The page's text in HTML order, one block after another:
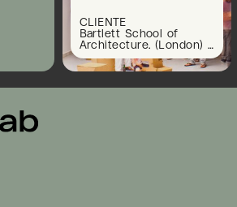
CLIENTE
Bartlett School of
Architecture. (London) .
Centro Puertas de
Castilla. (Murcia)